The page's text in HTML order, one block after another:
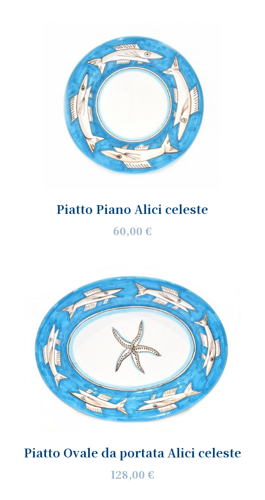
Piatto Piano Alici celeste
60,00 €
Piatto Ovale da portata Alici celeste
128,00 €